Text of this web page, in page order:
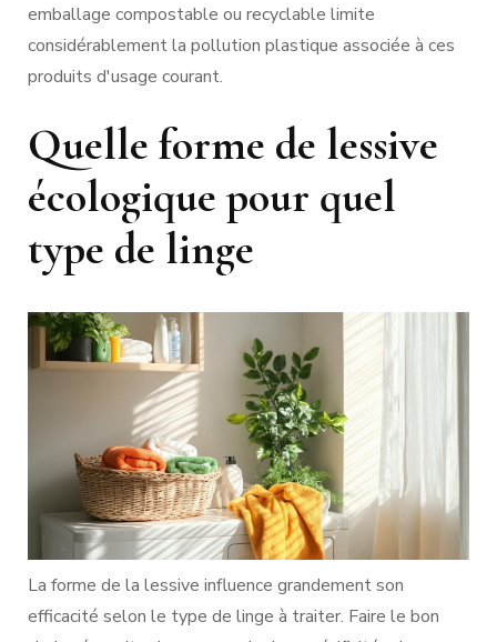
emballage compostable ou recyclable limite
considérablement la pollution plastique associée à ces
produits d'usage courant.
Quelle forme de lessive
écologique pour quel
type de linge
La forme de la lessive influence grandement son
efficacité selon le type de linge à traiter. Faire le bon